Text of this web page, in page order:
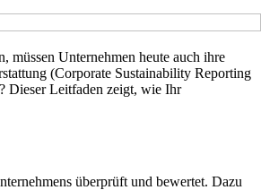
müssen Unternehmen heute auch ihre
(Corporate Sustainability Reporting
Dieser Leitfaden zeigt, wie Ihr
überprüft und bewertet. Dazu